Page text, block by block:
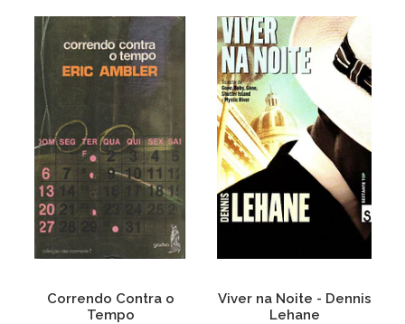
Correndo Contra o
Tempo
Viver na Noite - Dennis
Lehane